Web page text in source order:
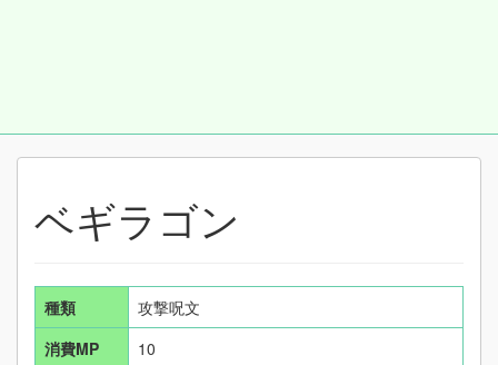
ベギラゴン
種類
攻撃呪文
消費MP
10